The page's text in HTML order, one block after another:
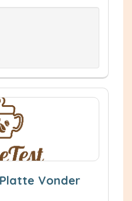
Vonder